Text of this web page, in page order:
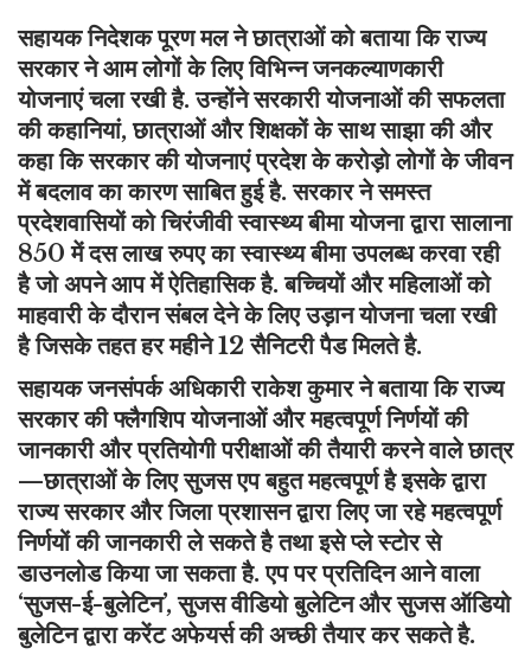
सहायक निदेशक पूरण मल ने छात्राओं को बताया कि राज्य
सरकार ने आम लोगों के लिए विभिन्न जनकल्याणकारी
योजनाएं चला रखी है. उन्होंने सरकारी योजनाओं की सफलता
की कहानियां, छात्राओं और शिक्षकों के साथ साझा की और
कहा कि सरकार की योजनाएं प्रदेश के करोड़ो लोगों के जीवन
में बदलाव का कारण साबित हुई है. सरकार ने समस्त
प्रदेशवासियों को चिरंजीवी स्वास्थ्य बीमा योजना द्वारा सालाना
850 में दस लाख रुपए का स्वास्थ्य बीमा उपलब्ध करवा रही
है जो अपने आप में ऐतिहासिक है. बच्चियों और महिलाओं को
माहवारी के दौरान संबल देने के लिए उड़ान योजना चला रखी
है जिसके तहत हर महीने 12 सैनिटरी पैड मिलते है.
सहायक जनसंपर्क अधिकारी राकेश कुमार ने बताया कि राज्य
सरकार की फ्लैगशिप योजनाओं और महत्वपूर्ण निर्णयों की
जानकारी और प्रतियोगी परीक्षाओं की तैयारी करने वाले छात्र
—छात्राओं के लिए सुजस एप बहुत महत्वपूर्ण है इसके द्वारा
राज्य सरकार और जिला प्रशासन द्वारा लिए जा रहे महत्वपूर्ण
निर्णयों की जानकारी ले सकते है तथा इसे प्ले स्टोर से
डाउनलोड किया जा सकता है. एप पर प्रतिदिन आने वाला
‘सुजस-ई-बुलेटिन’, सुजस वीडियो बुलेटिन और सुजस ऑडियो
बुलेटिन द्वारा करेंट अफेयर्स की अच्छी तैयार कर सकते है.